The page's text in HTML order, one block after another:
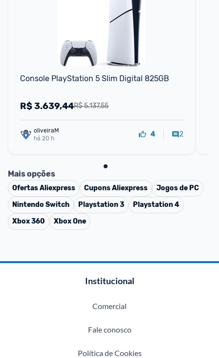
Console PlayStation 5 Slim Digital 825GB
R$ 5.137,55
R$3.639,44
oliveiraM
há 20 h
4 2
Mais opções
OfertasAliexpress CuponsAliexpress
Jogos de PC
Nintendo Switch
Playstation 3
Playstation 4
Xbox 360
Xbox One
Institucional
Comercial
Fale conosco
Política de Cookies